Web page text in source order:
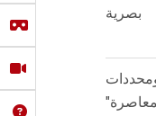
بصرية